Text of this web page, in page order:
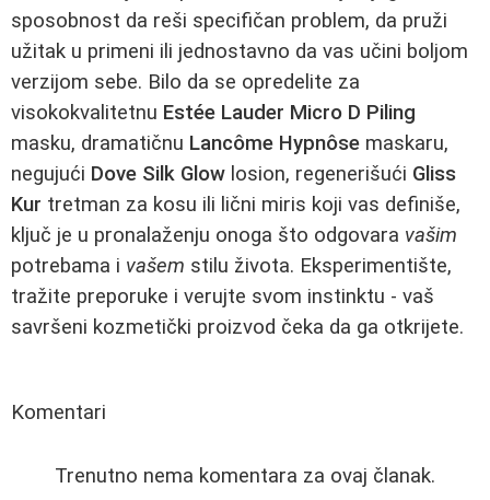
sposobnost da reši specifičan problem, da pruži
užitak u primeni ili jednostavno da vas učini boljom
verzijom sebe. Bilo da se opredelite za
visokokvalitetnu Estée Lauder Micro D Piling
masku, dramatičnu Lancôme Hypnôse maskaru,
negujući Dove Silk Glow losion, regenerišući Gliss
Kur tretman za kosu ili lični miris koji vas definiše,
ključ je u pronalaženju onoga što odgovara vašim
potrebama i vašem stilu života. Eksperimentište,
tražite preporuke i verujte svom instinktu - vaš
savršeni kozmetički proizvod čeka da ga otkrijete.
Komentari
Trenutno nema komentara za ovaj članak.